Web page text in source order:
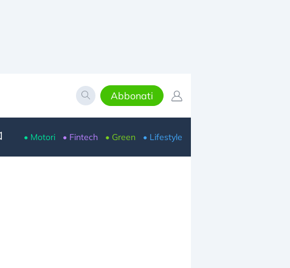
Abbonati
• Motori • Fintech • Green • Lifestyle